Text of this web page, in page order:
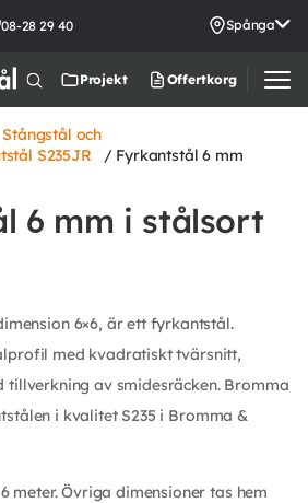
08-28 29 40 Spånga
Projekt Offertkorg
Stångstål och
S235JR / Fyrkantstål 6 mm
6 mm i stålsort
6×6, är ett fyrkantstål.
med kvadratiskt tvärsnitt,
av smidesräcken. Bromma
i kvalitet S235 i Bromma &
meter. Övriga dimensioner tas hem